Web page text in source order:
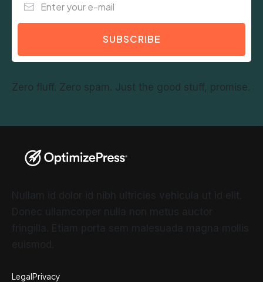
SUBSCRIBE
Zero fluff. Zero spam. Just the good stuff, promise.
LegalPrivacy